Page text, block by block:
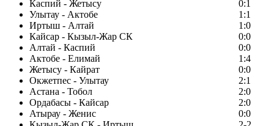
Каспий - Жетысу
0:1
Улытау - Актобе
1:1
Иртыш - Алтай
1:0
Кайсар - Кызыл-Жар СК
0:0
Алтай - Каспий
0:0
Актобе - Елимай
1:4
Жетысу - Кайрат
0:0
Окжетпес - Улытау
2:1
Астана - Тобол
2:0
Ордабасы - Кайсар
2:0
Атырау - Женис
0:0